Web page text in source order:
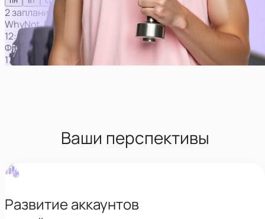
Ваши перспективы
Развитие аккаунтов